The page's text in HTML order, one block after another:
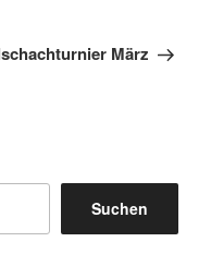
März
Suchen